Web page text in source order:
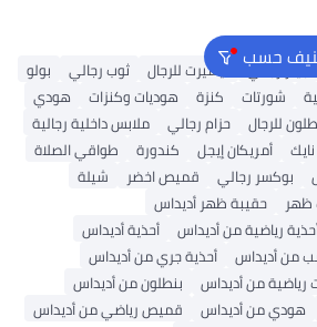
حسب
جينز رجالي تيشيرت للرجال ثوب رجالي
بولو
شورتات كنزة هوديات وكنزات
هودي
للرجال حزام رجالي
ملابس داخلية رجالية
نايك أمريكان إيجل كندورة
طواقي الصلاة
بوكسر رجالي قميص اخضر
شيلة
ظهر
حقيبة ظهر أديداس
رياضية من أديداس
أحذية أديداس
من أديداس
أحذية جري من أديداس
رياضية من أديداس
بنطلون من أديداس
هودي من أديداس
قميص رياضي من أديداس